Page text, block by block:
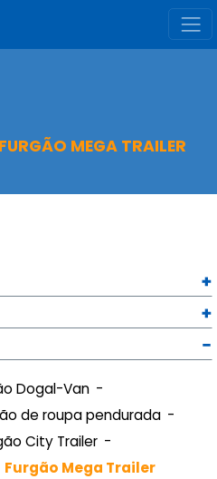
FURGÃO MEGA TRAILER
Dogal-Van
de roupa pendurada
City Trailer
Furgão Mega Trailer